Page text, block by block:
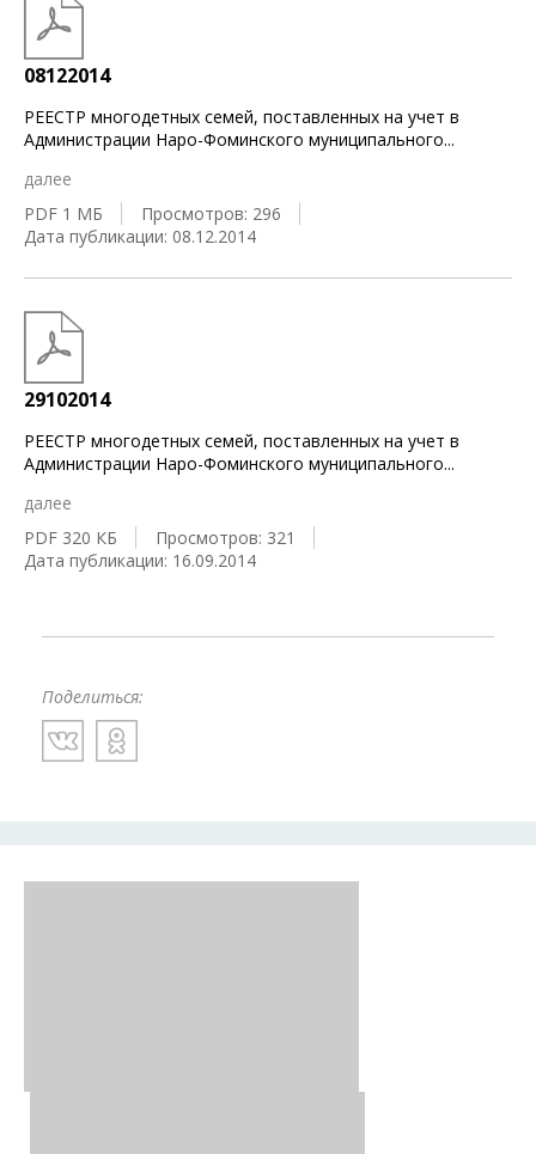
08122014
РЕЕСТР многодетных семей, поставленных на учет в
Администрации Наро-Фоминского муниципального...
далее
PDF 1 МБ
Просмотров: 296
Дата публикации: 08.12.2014
29102014
РЕЕСТР многодетных семей, поставленных на учет в
Администрации Наро-Фоминского муниципального...
далее
PDF 320 КБ
Просмотров: 321
Дата публикации: 16.09.2014
Поделиться: